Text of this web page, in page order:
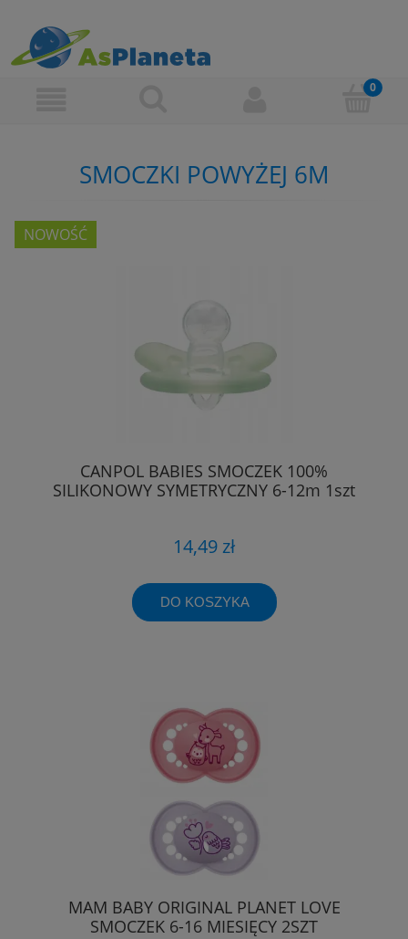
SMOCZKI POWYŻEJ 6M
CANPOL BABIES SMOCZEK 100%
SILIKONOWY SYMETRYCZNY 6-12m 1szt
14,49 zł
DO KOSZYKA
NOWOŚĆ
MAM BABY ORIGINAL PLANET LOVE
SMOCZEK 6-16 MIESIĘCY 2SZT